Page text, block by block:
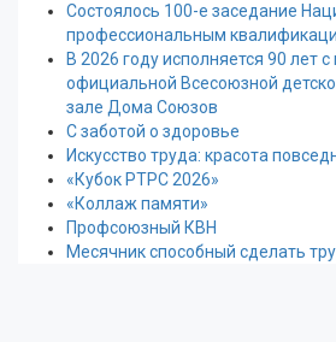
Состоялось 100-е заседание
профессиональным
В 2026 году исполняется 90 лет
официальной Всесоюзной
зале Дома Союзов
С заботой о здоровье
Искусство труда: красота
«Кубок РТРС 2026»
«Коллаж памяти»
Профсоюзный КВН
Месячник способный сделать